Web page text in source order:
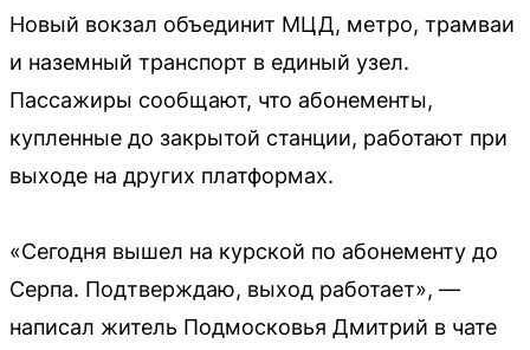
Новый вокзал объединит МЦД, метро, трамваи
и наземный транспорт в единый узел.
Пассажиры сообщают, что абонементы,
купленные до закрытой станции, работают при
выходе на других платформах.
«Сегодня вышел на курской по абонементу до
Серпа. Подтверждаю, выход работает», —
написал житель Подмосковья Дмитрий в чате